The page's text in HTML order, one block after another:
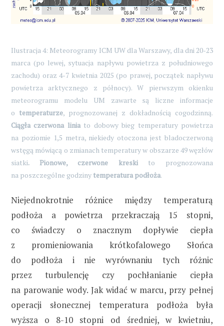
Ilustracja 4: Meteorogramy ICM UW dla Warszawy, dla dni 20-23
marca (po lewej, sytuacja napływu powietrza z południowego
zachodu) oraz 4-7 kwietnia 2025 (po prawej, początek napływu
powietrza arktycznego z północy). W pierwszym okienku
meteorogramu modelu UM zawarte są liczne informacje
o temperaturze, prognozowanej z dokładnością cogodzinną.
Ciągła czerwona liniato dobowy bieg temperatury powietrza
na poziomie 1,5 metra, niekiedy otoczona jest bladoczerwoną
wstęgą mówiącą o zmianach temperatury w obszarze 49 węzłów
siatki. Pionowe, czerwone kreskito prognozowana
na poszczególne godziny temperatura podłoża.
Niejednokrotnie różnice między temperaturą
podłoża a powietrza przekraczają 15 stopni,
co świadczy o znacznym dopływie ciepła
z promieniowania krótkofalowego Słońca
do podłoża i nie wyrównaniu tych różnic
przez turbulencję czy pochłanianie ciepła
na parowanie wody. Jak widać w marcu, przy pełnej
operacji słonecznej temperatura podłoża była
wyższa o 8-10 stopni od średniej, w kwietniu,